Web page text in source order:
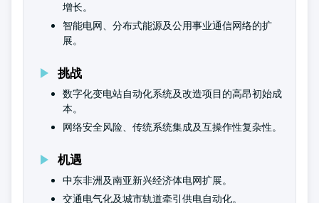
增长。
智能电网、分布式能源及公用事业通信网络的扩
展。
挑战
数字化变电站自动化系统及改造项目的高昂初始成
本。
网络安全风险、传统系统集成及互操作性复杂性。
机遇
中东非洲及南亚新兴经济体电网扩展。
交通电气化及城市轨道牵引供电自动化。